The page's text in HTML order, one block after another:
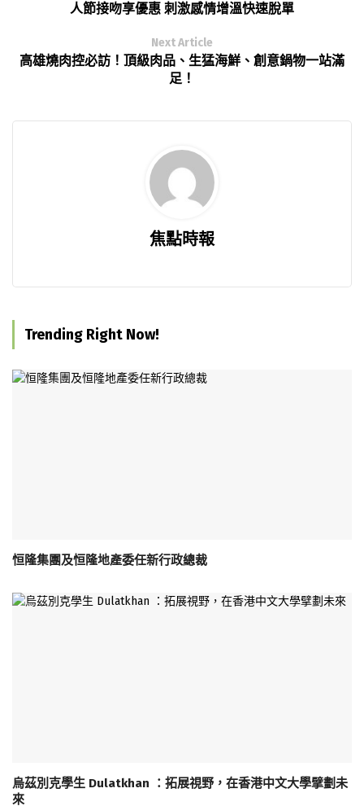
人節接吻享優惠 刺激感情增溫快速脫單
Next Article
高雄燒肉控必訪！頂級肉品、生猛海鮮、創意鍋物一站滿
足！
焦點時報
Trending Right Now!
恒隆集團及恒隆地產委任新行政總裁
烏茲別克學生 Dulatkhan ：拓展視野，在香港中文大學擘劃未
來